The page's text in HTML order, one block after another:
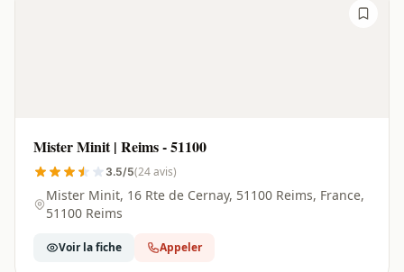
Mister Minit | Reims - 51100
3.5/5(24 avis)
Mister Minit, 16 Rte de Cernay, 51100 Reims, France,
51100 Reims
Voir la fiche Appeler